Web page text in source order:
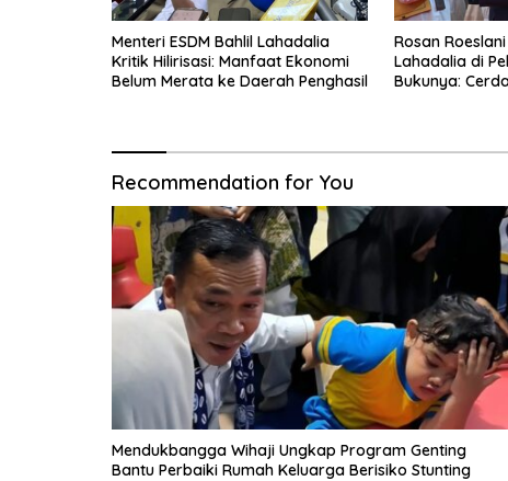
Menteri ESDM Bahlil Lahadalia
Kritik Hilirisasi: Manfaat Ekonomi
Belum Merata ke Daerah Penghasil
Rosan
Lahadalia di
Bukunya:
Recommendation for You
Mendukbangga Wihaji Ungkap Program Genting
Bantu Perbaiki Rumah Keluarga Berisiko Stunting